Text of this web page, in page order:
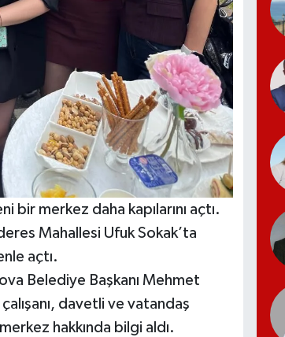
bir merkez daha kapılarını açtı.
Mahallesi Ufuk Sokak’ta
açtı.
Belediye Başkanı Mehmet
davetli ve vatandaş
hakkında bilgi aldı.